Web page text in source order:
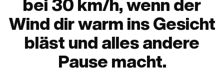
bei 30 km/h, wenn der
Wind dir warm ins Gesicht
bläst und alles andere
Pause macht.